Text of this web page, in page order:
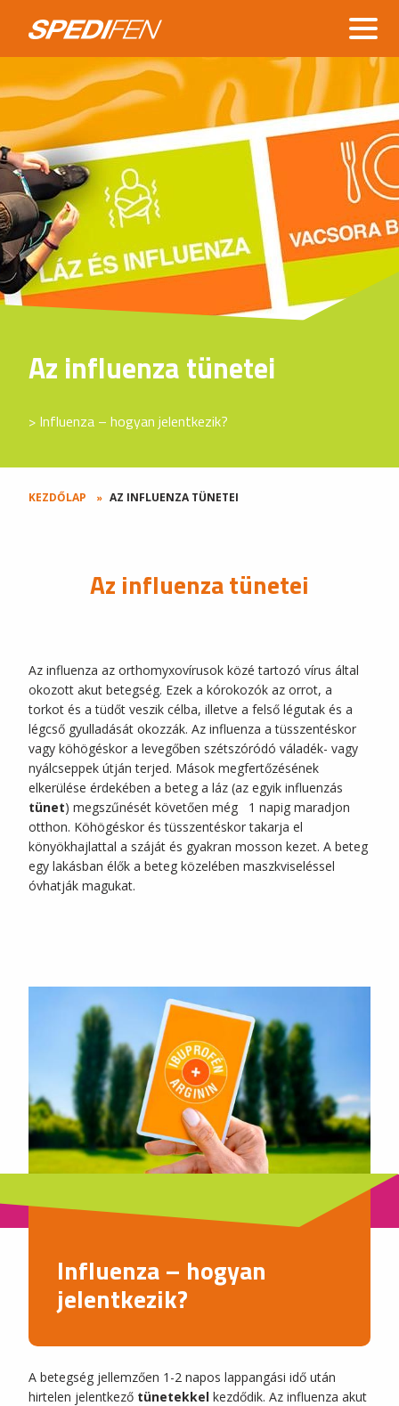
main
Spididol Master
Az influenza tünetei
KEZDŐLAP AZ INFLUENZA TÜNETEI
Influenza – hogyan jelentkezik?
Az influenza tünetei
Az influenza az orthomyxovírusok közé tartozó vírus által
okozott akut betegség. Ezek a kórokozók az orrot, a
torkot és a tüdőt veszik célba, illetve a felső légutak és a
légcső gyulladását okozzák. Az influenza a tüsszentéskor
vagy köhögéskor a levegőben szétszóródó váladék- vagy
nyálcseppek útján terjed. Mások megfertőzésének
elkerülése érdekében a beteg a láz (az egyik influenzás
tünet) megszűnését követően még 1 napig maradjon
otthon. Köhögéskor és tüsszentéskor takarja el
könyökhajlattal a száját és gyakran mosson kezet. A beteg
egy lakásban élők a beteg közelében maszkviseléssel
óvhatják magukat.
Influenza – hogyan
jelentkezik?
A betegség jellemzően 1-2 napos lappangási idő után
hirtelen jelentkező tünetekkel kezdődik. Az influenza akut